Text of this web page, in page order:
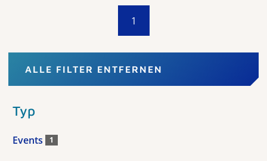
1
ALLE FILTER ENTFERNEN
Typ
Events 1